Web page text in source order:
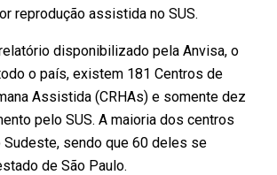
reprodução assistida no SUS.
disponibilizado pela Anvisa, o
o país, existem 181 Centros de
Assistida (CRHAs) e somente dez
pelo SUS. A maioria dos centros
Sudeste, sendo que 60 deles se
de São Paulo.